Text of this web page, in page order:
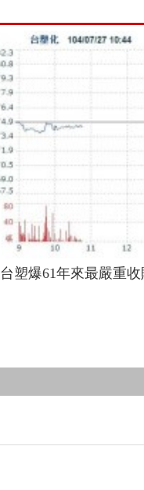
台塑爆61年來最嚴重